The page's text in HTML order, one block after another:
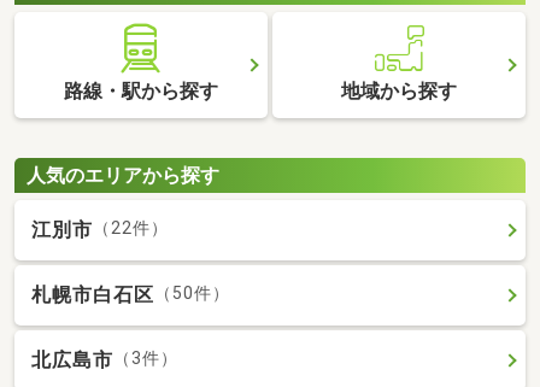
路線・駅から探す 地域から探す
人気のエリアから探す
江別市 （22件）
札幌市白石区 （50件）
北広島市 （3件）